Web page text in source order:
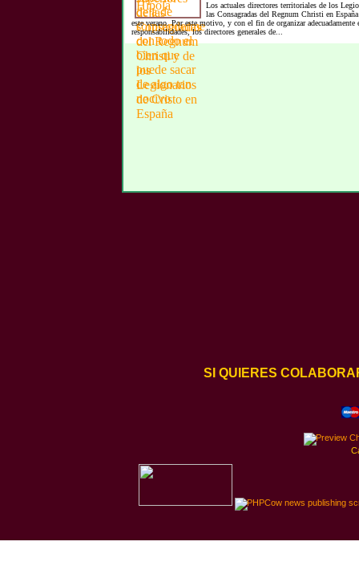
Los actuales directores territoriales de los
las Consagradas del Regnum Christi en
este verano. Por este motivo, y con el fin de organizar adecuadamente
responsabilidades, los directores generales de...
SI QUIERES